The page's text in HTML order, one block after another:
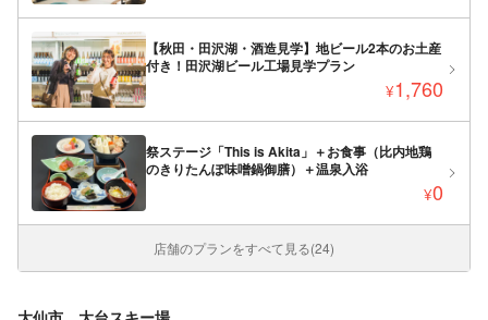
【秋田・田沢湖・酒造見学】地ビール2本のお土産
付き！田沢湖ビール工場見学プラン
¥1,760
祭ステージ「This is Akita」＋お食事（比内地鶏
のきりたんぽ味噌鍋御膳）＋温泉入浴
¥0
店舗のプランをすべて見る(24)